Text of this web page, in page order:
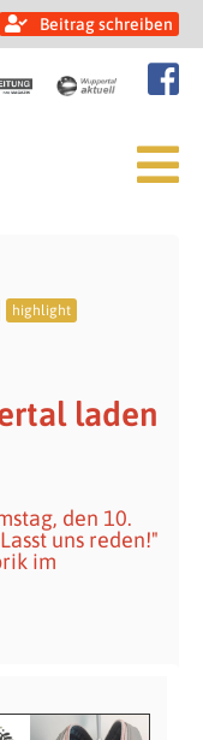
Beitrag schreiben
highlight
laden
den 10.
uns reden!"
im